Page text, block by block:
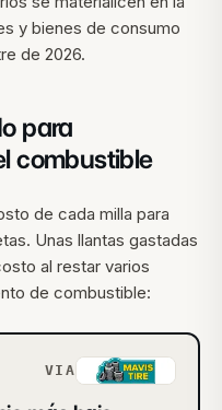
y bienes de consumo
de 2026.
para
combustible
de cada milla para
Unas llantas gastadas
al restar varios
de combustible:
VIA